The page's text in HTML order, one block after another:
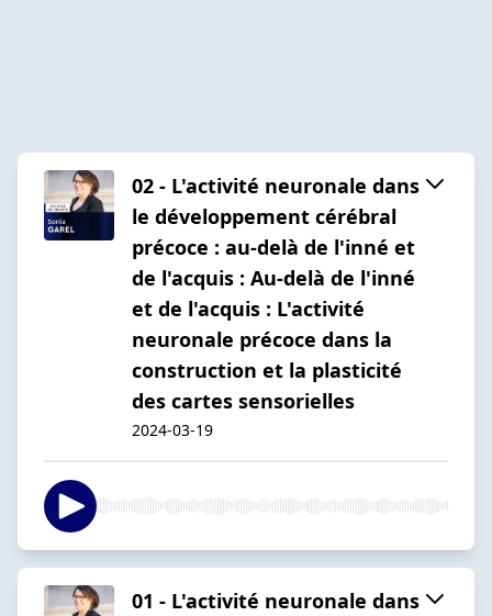
02 - L'activité neuronale dans
le développement cérébral
précoce : au-delà de l'inné et
de l'acquis : Au-delà de l'inné
et de l'acquis : L'activité
neuronale précoce dans la
construction et la plasticité
des cartes sensorielles
2024-03-19
01 - L'activité neuronale dans